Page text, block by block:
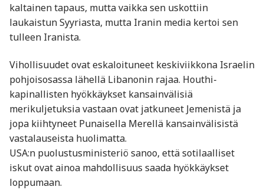
kaltainen tapaus, mutta vaikka sen uskottiin
laukaistun Syyriasta, mutta Iranin media kertoi sen
tulleen Iranista.
Vihollisuudet ovat eskaloituneet keskiviikkona Israelin
pohjoisosassa lähellä Libanonin rajaa. Houthi-
kapinallisten hyökkäykset kansainvälisiä
merikuljetuksia vastaan ovat jatkuneet Jemenistä ja
jopa kiihtyneet Punaisella Merellä kansainvälisistä
vastalauseista huolimatta.
USA:n puolustusministeriö sanoo, että sotilaalliset
iskut ovat ainoa mahdollisuus saada hyökkäykset
loppumaan.